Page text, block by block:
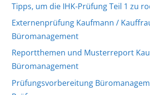
Tipps, um die IHK-Prüfung Teil 1 zu
Externenprüfung Kaufmann /
Büromanagement
Reportthemen und Musterreport
Büromanagement
Prüfungsvorbereitung